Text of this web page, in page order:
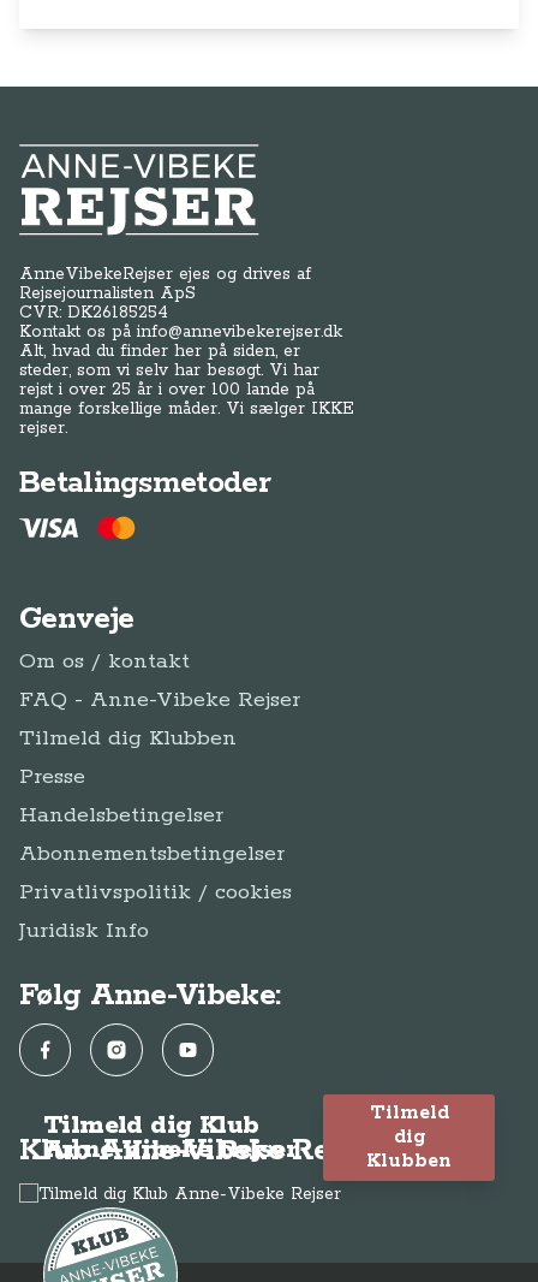
Anne-Vibeke Rejser
AnneVibekeRejser ejes og drives af
Rejsejournalisten ApS
CVR: DK26185254
Kontakt os påinfo@annevibekerejser.dk
Alt, hvad du finder her på siden, er
steder, som vi selv har besøgt. Vi har
rejst i over 25 år i over 100 lande på
mange forskellige måder. Vi sælger IKKE
rejser.
Betalingsmetoder
Genveje
Om os / kontakt
FAQ - Anne-Vibeke Rejser
Tilmeld dig Klubben
Presse
Handelsbetingelser
Abonnementsbetingelser
Privatlivspolitik / cookies
Juridisk Info
Følg Anne-Vibeke:
FacebookInstagramYouTube
Klub Anne-Vibeke Rejser
Tilmeld dig Klub
Anne-Vibeke Rejser
Tilmeld
dig
Klubben